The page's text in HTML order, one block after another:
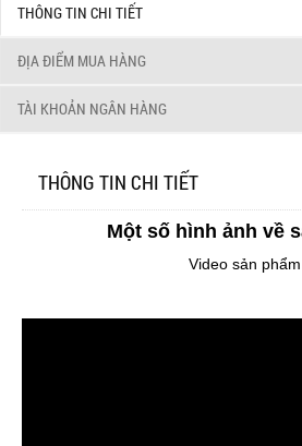
THÔNG TIN CHI TIẾT
ĐỊA ĐIỂM MUA HÀNG
TÀI KHOẢN NGÂN HÀNG
THÔNG TIN CHI TIẾT
Một số hình ảnh về
Video sản phẩm